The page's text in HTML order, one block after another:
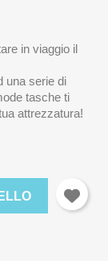
in viaggio il
una serie di
tasche ti
attrezzatura!